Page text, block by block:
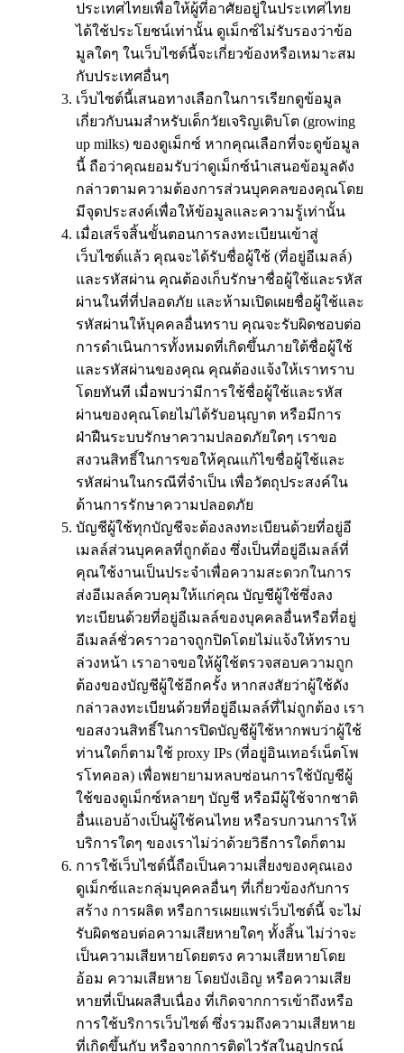
ประเทศไทยเพื่อให้ผู้ที่อาศัยอยู่ในประเทศไทย
ได้ใช้ประโยชน์เท่านั้น ดูเม็กซ์ไม่รับรองว่าข้อ
มูลใดๆ ในเว็บไซต์นี้จะเกี่ยวข้องหรือเหมาะสม
กับประเทศอื่นๆ
เว็บไซต์นี้เสนอทางเลือกในการเรียกดูข้อมูล
เกี่ยวกับนมสำหรับเด็กวัยเจริญเติบโต (growing
up milks) ของดูเม็กซ์ หากคุณเลือกที่จะดูข้อมูล
นี้ ถือว่าคุณยอมรับว่าดูเม็กซ์นำเสนอข้อมูลดัง
กล่าวตามความต้องการส่วนบุคคลของคุณโดย
มีจุดประสงค์เพื่อให้ข้อมูลและความรู้เท่านั้น
เมื่อเสร็จสิ้นขั้นตอนการลงทะเบียนเข้าสู่
เว็บไซต์แล้ว คุณจะได้รับชื่อผู้ใช้ (ที่อยู่อีเมลล์)
และรหัสผ่าน คุณต้องเก็บรักษาชื่อผู้ใช้และรหัส
ผ่านในที่ที่ปลอดภัย และห้ามเปิดเผยชื่อผู้ใช้และ
รหัสผ่านให้บุคคลอื่นทราบ คุณจะรับผิดชอบต่อ
การดำเนินการทั้งหมดที่เกิดขึ้นภายใต้ชื่อผู้ใช้
และรหัสผ่านของคุณ คุณต้องแจ้งให้เราทราบ
โดยทันที เมื่อพบว่ามีการใช้ชื่อผู้ใช้และรหัส
ผ่านของคุณโดยไม่ได้รับอนุญาต หรือมีการ
ฝ่าฝืนระบบรักษาความปลอดภัยใดๆ เราขอ
สงวนสิทธิ์ในการขอให้คุณแก้ไขชื่อผู้ใช้และ
รหัสผ่านในกรณีที่จำเป็น เพื่อวัตถุประสงค์ใน
ด้านการรักษาความปลอดภัย
บัญชีผู้ใช้ทุกบัญชีจะต้องลงทะเบียนด้วยที่อยู่อี
เมลล์ส่วนบุคคลที่ถูกต้อง ซึ่งเป็นที่อยู่อีเมลล์ที่
คุณใช้งานเป็นประจำเพื่อความสะดวกในการ
ส่งอีเมลล์ควบคุมให้แก่คุณ บัญชีผู้ใช้ซึ่งลง
ทะเบียนด้วยที่อยู่อีเมลล์ของบุคคลอื่นหรือที่อยู่
อีเมลล์ชั่วคราวอาจถูกปิดโดยไม่แจ้งให้ทราบ
ล่วงหน้า เราอาจขอให้ผู้ใช้ตรวจสอบความถูก
ต้องของบัญชีผู้ใช้อีกครั้ง หากสงสัยว่าผู้ใช้ดัง
กล่าวลงทะเบียนด้วยที่อยู่อีเมลล์ที่ไม่ถูกต้อง เรา
ขอสงวนสิทธิ์ในการปิดบัญชีผู้ใช้หากพบว่าผู้ใช้
ท่านใดก็ตามใช้ proxy IPs (ที่อยู่อินเทอร์เน็ตโพ
รโทคอล) เพื่อพยายามหลบซ่อนการใช้บัญชีผู้
ใช้ของดูเม็กซ์หลายๆ บัญชี หรือมีผู้ใช้จากชาติ
อื่นแอบอ้างเป็นผู้ใช้คนไทย หรือรบกวนการให้
บริการใดๆ ของเราไม่ว่าด้วยวิธีการใดก็ตาม
การใช้เว็บไซต์นี้ถือเป็นความเสี่ยงของคุณเอง
ดูเม็กซ์และกลุ่มบุคคลอื่นๆ ที่เกี่ยวข้องกับการ
สร้าง การผลิต หรือการเผยแพร่เว็บไซต์นี้ จะไม่
รับผิดชอบต่อความเสียหายใดๆ ทั้งสิ้น ไม่ว่าจะ
เป็นความเสียหายโดยตรง ความเสียหายโดย
อ้อม ความเสียหาย โดยบังเอิญ หรือความเสีย
หายที่เป็นผลสืบเนื่อง ที่เกิดจากการเข้าถึงหรือ
การใช้บริการเว็บไซต์ ซึ่งรวมถึงความเสียหาย
ที่เกิดขึ้นกับ หรือจากการติดไวรัสในอุปกรณ์